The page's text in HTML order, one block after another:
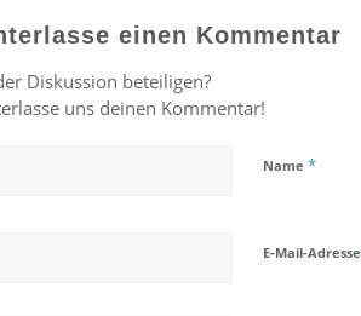
einen Kommentar
Diskussion beteiligen?
uns deinen Kommentar!
Name *
E-Mail-Adresse